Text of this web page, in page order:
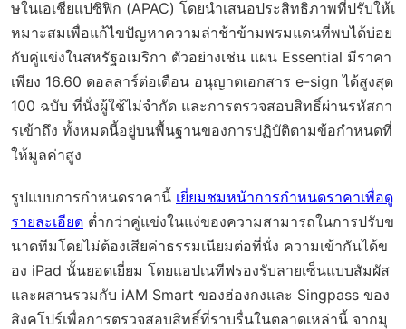
ษในเอเชียแปซิฟิก (APAC) โดยนำเสนอประสิทธิภาพที่ปรับให้เ
หมาะสมเพื่อแก้ไขปัญหาความล่าช้าข้ามพรมแดนที่พบได้บ่อย
กับคู่แข่งในสหรัฐอเมริกา ตัวอย่างเช่น แผน Essential มีราคา
เพียง 16.60 ดอลลาร์ต่อเดือน อนุญาตเอกสาร e-sign ได้สูงสุด
100 ฉบับ ที่นั่งผู้ใช้ไม่จำกัด และการตรวจสอบสิทธิ์ผ่านรหัสกา
รเข้าถึง ทั้งหมดนี้อยู่บนพื้นฐานของการปฏิบัติตามข้อกำหนดที่
ให้มูลค่าสูง
รูปแบบการกำหนดราคานี้ เยี่ยมชมหน้าการกำหนดราคาเพื่อดู
รายละเอียด ต่ำกว่าคู่แข่งในแง่ของความสามารถในการปรับข
นาดทีมโดยไม่ต้องเสียค่าธรรมเนียมต่อที่นั่ง ความเข้ากันได้ข
อง iPad นั้นยอดเยี่ยม โดยแอปเนทีฟรองรับลายเซ็นแบบสัมผัส
และผสานรวมกับ iAM Smart ของฮ่องกงและ Singpass ของ
สิงคโปร์เพื่อการตรวจสอบสิทธิ์ที่ราบรื่นในตลาดเหล่านี้ จากมุ